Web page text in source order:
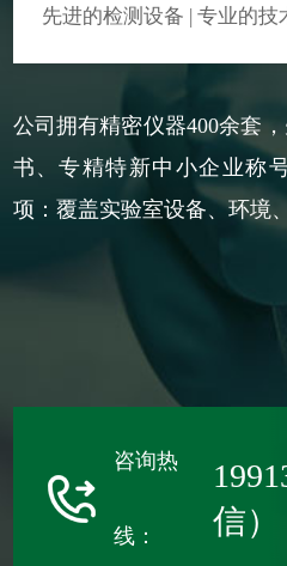
先进的检测设备 | 专业的
公司拥有精密仪器400余套
书、专精特新中小企业称
项：覆盖实验室设备、环境
咨询热
线：
信）